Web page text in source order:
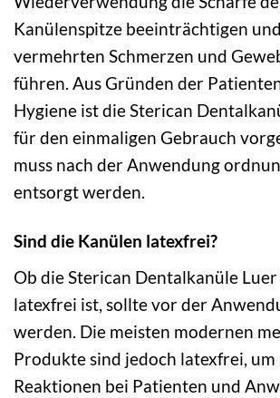
Kanülenspitze beeinträchtigen
vermehrten Schmerzen und
führen. Aus Gründen der
Hygiene ist die Sterican
für den einmaligen Gebrauch
muss nach der Anwendung
entsorgt werden.
Sind die Kanülen latexfrei?
Ob die Sterican Dentalkanüle
latexfrei ist, sollte vor der
werden. Die meisten modernen
Produkte sind jedoch latexfrei, um
Reaktionen bei Patienten und